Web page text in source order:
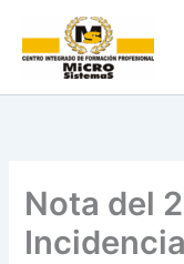
contenido
Nota del